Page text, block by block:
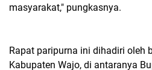
masyarakat," pungkasnya.
Rapat paripurna ini dihadiri oleh
Kabupaten Wajo, di antaranya